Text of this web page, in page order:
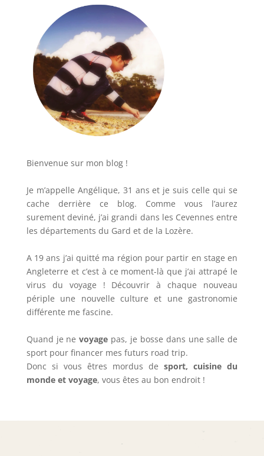
Bienvenue sur mon blog !
Je m’appelle Angélique, 31 ans et je suis celle qui se
cache derrière ce blog. Comme vous l’aurez
surement deviné, j’ai grandi dans les Cevennes entre
les départements du Gard et de la Lozère.
A 19 ans j’ai quitté ma région pour partir en stage en
Angleterre et c’est à ce moment-là que j’ai attrapé le
virus du voyage ! Découvrir à chaque nouveau
périple une nouvelle culture et une gastronomie
différente me fascine.
Quand je nevoyage pas, je bosse dans une salle de
sport pour financer mes futurs road trip.
Donc si vous êtres mordus desport, cuisine du
monde et voyage, vous êtes au bon endroit !